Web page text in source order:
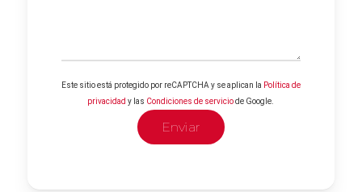
Este sitio está protegido por reCAPTCHA y se aplican la Política de
privacidad y las Condiciones de serviciode Google.